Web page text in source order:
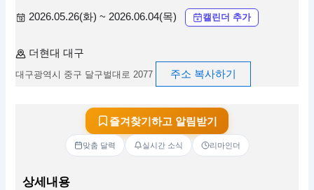
2026.05.26(화) ~ 2026.06.04(목) 캘린더 추가
더현대 대구
대구광역시 중구 달구벌대로 2077 주소 복사하기
즐겨찾기하고 알림받기
맞춤 달력 실시간 소식 리마인더
상세내용